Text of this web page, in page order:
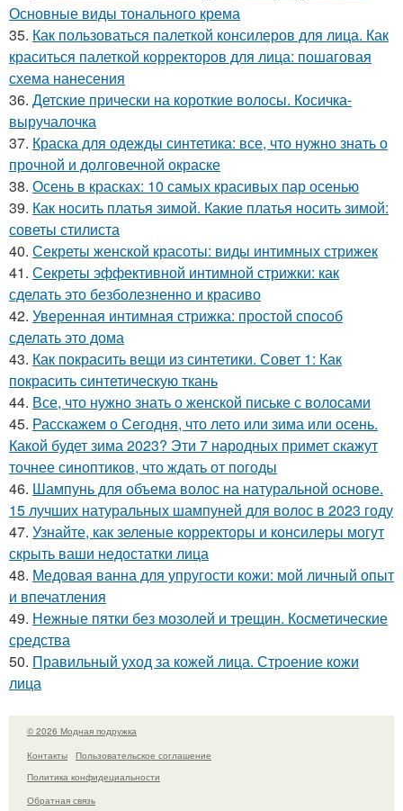
Основные виды тонального крема
35. Как пользоваться палеткой консилеров для лица. Как
краситься палеткой корректоров для лица: пошаговая
схема нанесения
36. Детские прически на короткие волосы. Косичка-
выручалочка
37. Краска для одежды синтетика: все, что нужно знать о
прочной и долговечной окраске
38. Осень в красках: 10 самых красивых пар осенью
39. Как носить платья зимой. Какие платья носить зимой:
советы стилиста
40. Секреты женской красоты: виды интимных стрижек
41. Секреты эффективной интимной стрижки: как
сделать это безболезненно и красиво
42. Уверенная интимная стрижка: простой способ
сделать это дома
43. Как покрасить вещи из синтетики. Совет 1: Как
покрасить синтетическую ткань
44. Все, что нужно знать о женской письке с волосами
45. Расскажем о Сегодня, что лето или зима или осень.
Какой будет зима 2023? Эти 7 народных примет скажут
точнее синоптиков, что ждать от погоды
46. Шампунь для объема волос на натуральной основе.
15 лучших натуральных шампуней для волос в 2023 году
47. Узнайте, как зеленые корректоры и консилеры могут
скрыть ваши недостатки лица
48. Медовая ванна для упругости кожи: мой личный опыт
и впечатления
49. Нежные пятки без мозолей и трещин. Косметические
средства
50. Правильный уход за кожей лица. Строение кожи
лица
© 2026 Модная подружка
Контакты
Пользовательское соглашение
Политика конфидециальности
Обратная связь